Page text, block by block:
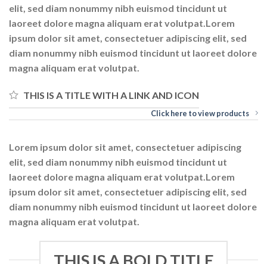
elit, sed diam nonummy nibh euismod tincidunt ut
laoreet dolore magna aliquam erat volutpat.Lorem
ipsum dolor sit amet, consectetuer adipiscing elit, sed
diam nonummy nibh euismod tincidunt ut laoreet dolore
magna aliquam erat volutpat.
THIS IS A TITLE WITH A LINK AND ICON
Click here to view products
Lorem ipsum dolor sit amet, consectetuer adipiscing
elit, sed diam nonummy nibh euismod tincidunt ut
laoreet dolore magna aliquam erat volutpat.Lorem
ipsum dolor sit amet, consectetuer adipiscing elit, sed
diam nonummy nibh euismod tincidunt ut laoreet dolore
magna aliquam erat volutpat.
THIS IS A BOLD TITLE